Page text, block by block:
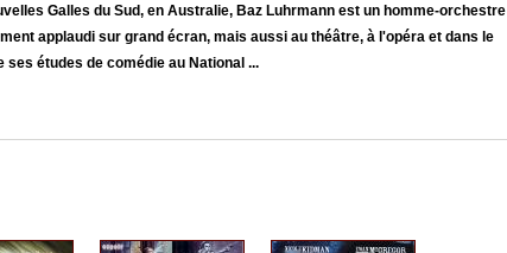
Galles du Sud, en Australie, Baz Luhrmann est un homme-orchestre
applaudi sur grand écran, mais aussi au théâtre, à l'opéra et dans le
études de comédie au National ...